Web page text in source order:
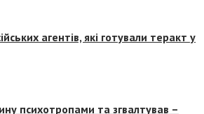
агентів, які готували теракт у
психотропами та згвалтував –